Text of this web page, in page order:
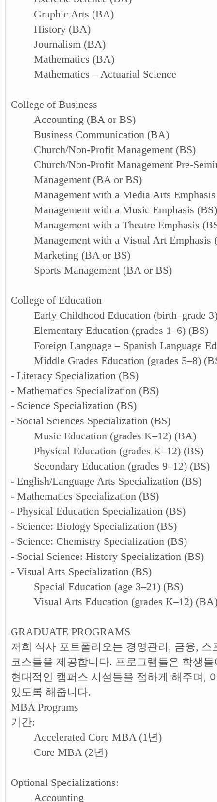
Graphic Arts (BA)
History (BA)
Journalism (BA)
Mathematics (BA)
Mathematics – Actuarial Science
College of Business
Accounting (BA or BS)
Business Communication (BA)
Church/Non-Profit Management (BS)
Church/Non-Profit Management Pre-
Management (BA or BS)
Management with a Media Arts
Management with a Music Emphasis
Management with a Theatre Emphasis
Management with a Visual Art Emphasis
Marketing (BA or BS)
Sports Management (BA or BS)
College of Education
Early Childhood Education (birth–grade
Elementary Education (grades 1–6) (BS)
Foreign Language – Spanish Language
Middle Grades Education (grades 5–8)
- Literacy Specialization (BS)
- Mathematics Specialization (BS)
- Science Specialization (BS)
- Social Sciences Specialization (BS)
Music Education (grades K–12) (BA)
Physical Education (grades K–12) (BS)
Secondary Education (grades 9–12) (BS)
- English/Language Arts Specialization (BS)
- Mathematics Specialization (BS)
- Physical Education Specialization (BS)
- Science: Biology Specialization (BS)
- Science: Chemistry Specialization (BS)
- Social Science: History Specialization (BS)
- Visual Arts Specialization (BS)
Special Education (age 3–21) (BS)
Visual Arts Education (grades K–12) (BA)
GRADUATE PROGRAMS
저희 석사 포트폴리오는 경영관리, 금융,
코스들을 제공합니다. 프로그램들은 학생
현대적인 캠퍼스 시설들을 접하게 해주며,
있도록 해줍니다.
MBA Programs
기간:
Accelerated Core MBA (1년)
Core MBA (2년)
Optional Specializations:
Accounting